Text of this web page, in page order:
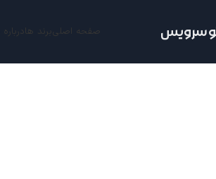
سرویس صفحه اصلیبرند ها